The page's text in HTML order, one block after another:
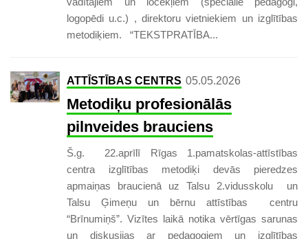
logopēdi u.c.) , direktoru vietniekiem un izglītības
metodiķiem. “TEKSTPRATĪBA...
ATTĪSTĪBAS CENTRS 05.05.2026
Metodiķu profesionālās
pilnveides brauciens
Š.g. 22.aprīlī Rīgas 1.pamatskolas-attīstības
centra izglītības metodiķi devās pieredzes
apmaiņas braucienā uz Talsu 2.vidusskolu un
Talsu Ģimeņu un bērnu attīstības centru
“Brīnumiņš”. Vizītes laikā notika vērtīgas sarunas
un diskusijas ar pedagogiem un izglītības